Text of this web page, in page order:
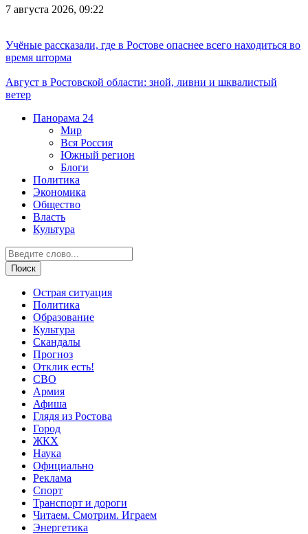
7 августа 2026, 09:22
Учёные рассказали, где в Ростове опаснее всего находиться во
время шторма
Август в Ростовской области: зной, ливни и шквалистый
ветер
Панорама 24
Мир
Вся Россия
Южный регион
Блоги
Политика
Экономика
Общество
Власть
Культура
Острая ситуация
Политика
Образование
Культура
Скандалы
Прогноз
Отклик есть!
СВО
Армия
Афиша
Глядя из Ростова
Город
ЖКХ
Наука
Официально
Реклама
Спорт
Транспорт и дороги
Читаем. Смотрим. Играем
Энергетика